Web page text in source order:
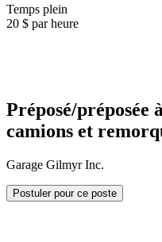
Temps plein
20 $ par heure
Préposé/préposée
camions et
Garage Gilmyr Inc.
Postuler pour ce poste